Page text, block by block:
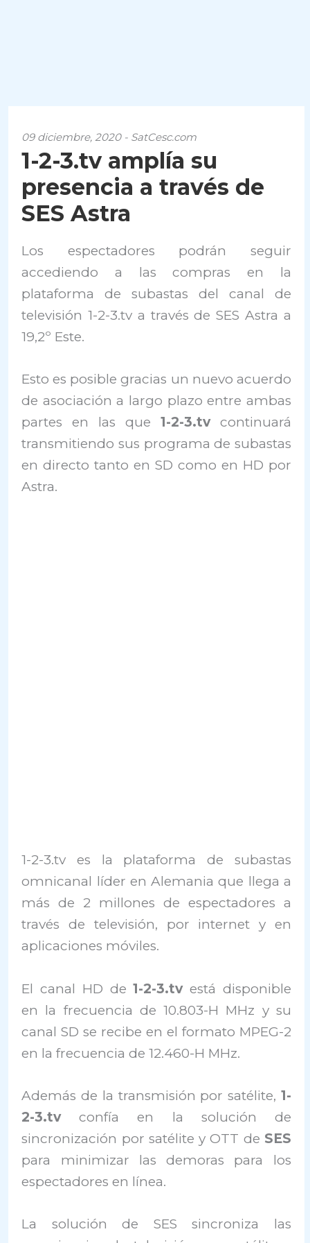
09 diciembre, 2020 - SatCesc.com
1-2-3.tv amplía su
presencia a través de
SES Astra
Los espectadores podrán seguir
accediendo a las compras en la
plataforma de subastas del canal de
televisión 1-2-3.tv a través de SES Astra a
19,2º Este.
Esto es posible gracias un nuevo acuerdo
de asociación a largo plazo entre ambas
partes en las que 1-2-3.tvcontinuará
transmitiendo sus programa de subastas
en directo tanto en SD como en HD por
Astra.
1-2-3.tv es la plataforma de subastas
omnicanal líder en Alemania que llega a
más de 2 millones de espectadores a
través de televisión, por internet y en
aplicaciones móviles.
El canal HD de1-2-3.tvestá disponible
en la frecuencia de 10.803-H MHz y su
canal SD se recibe en el formato MPEG-2
en la frecuencia de 12.460-H MHz.
Además de la transmisión por satélite, 1-
2-3.tvconfía en la solución de
sincronización por satélite y OTT de SES
para minimizar las demoras para los
espectadores en línea.
La solución de SES sincroniza las